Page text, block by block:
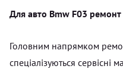
Для авто Bmw F03 ремонт
Головним напрямком
спеціалізуються сервісні